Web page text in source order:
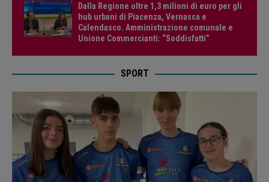
Dalla Regione oltre 1,3 milioni di euro per gli
hub urbani di Piacenza, Vernasca e
Calendasco. Amministrazione comunale e
Unione Commercianti: “Soddisfatti”
SPORT